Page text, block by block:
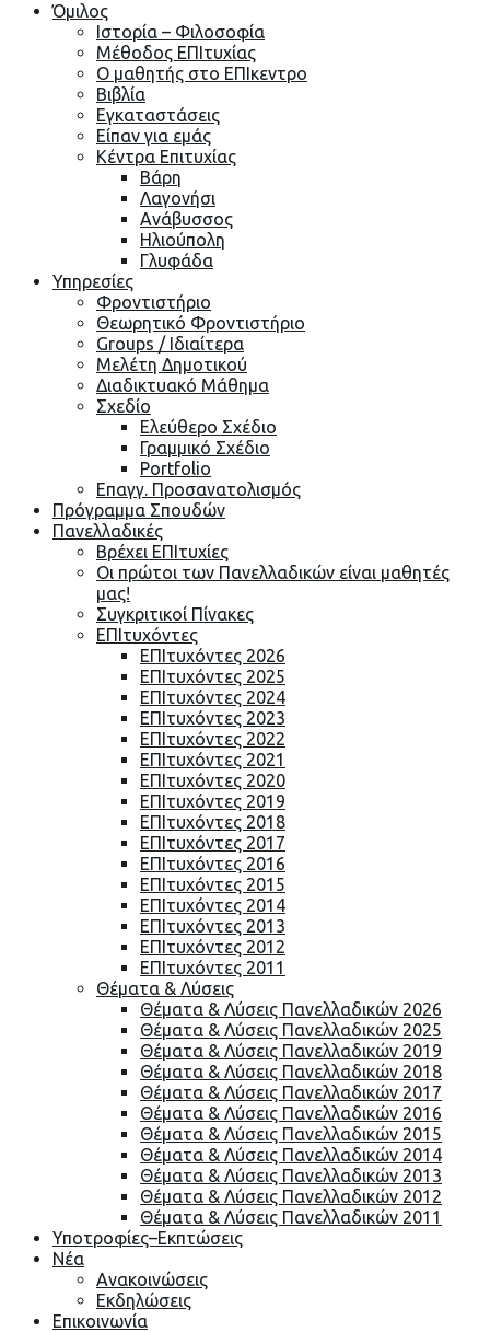
Όμιλος
Ιστορία – Φιλοσοφία
Μέθοδος ΕΠΙτυχίας
Ο μαθητής στο ΕΠΙκεντρο
Βιβλία
Εγκαταστάσεις
Είπαν για εμάς
Κέντρα Επιτυχίας
Βάρη
Λαγονήσι
Ανάβυσσος
Ηλιούπολη
Γλυφάδα
Υπηρεσίες
Φροντιστήριο
Θεωρητικό Φροντιστήριο
Groups / Ιδιαίτερα
Μελέτη Δημοτικού
Διαδικτυακό Μάθημα
Σχεδίο
Ελεύθερο Σχέδιο
Γραμμικό Σχέδιο
Portfolio
Επαγγ. Προσανατολισμός
Πρόγραμμα Σπουδών
Πανελλαδικές
Βρέχει ΕΠΙτυχίες
Οι πρώτοι των Πανελλαδικών είναι μαθητές
μας!
Συγκριτικοί Πίνακες
ΕΠΙτυχόντες
ΕΠΙτυχόντες 2026
ΕΠΙτυχόντες 2025
ΕΠΙτυχόντες 2024
ΕΠΙτυχόντες 2023
ΕΠΙτυχόντες 2022
ΕΠΙτυχόντες 2021
ΕΠΙτυχόντες 2020
ΕΠΙτυχόντες 2019
ΕΠΙτυχόντες 2018
ΕΠΙτυχόντες 2017
ΕΠΙτυχόντες 2016
ΕΠΙτυχόντες 2015
ΕΠΙτυχόντες 2014
ΕΠΙτυχόντες 2013
ΕΠΙτυχόντες 2012
ΕΠΙτυχόντες 2011
Θέματα & Λύσεις
Θέματα & Λύσεις Πανελλαδικών 2026
Θέματα & Λύσεις Πανελλαδικών 2025
Θέματα & Λύσεις Πανελλαδικών 2019
Θέματα & Λύσεις Πανελλαδικών 2018
Θέματα & Λύσεις Πανελλαδικών 2017
Θέματα & Λύσεις Πανελλαδικών 2016
Θέματα & Λύσεις Πανελλαδικών 2015
Θέματα & Λύσεις Πανελλαδικών 2014
Θέματα & Λύσεις Πανελλαδικών 2013
Θέματα & Λύσεις Πανελλαδικών 2012
Θέματα & Λύσεις Πανελλαδικών 2011
Υποτροφίες–Εκπτώσεις
Nέα
Ανακοινώσεις
Εκδηλώσεις
Επικοινωνία